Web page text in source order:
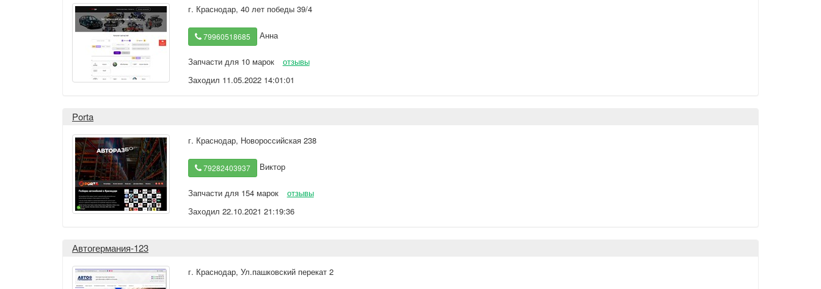
г. Краснодар, 40 лет победы 39/4
79960518685 Анна
Запчасти для 10 марок
отзывы
Заходил 11.05.2022 14:01:01
Porta
г. Краснодар, Новороссийская 238
79282403937 Виктор
Запчасти для 154 марок
отзывы
Заходил 22.10.2021 21:19:36
Автогермания-123
г. Краснодар, Ул.пашковский перекат 2